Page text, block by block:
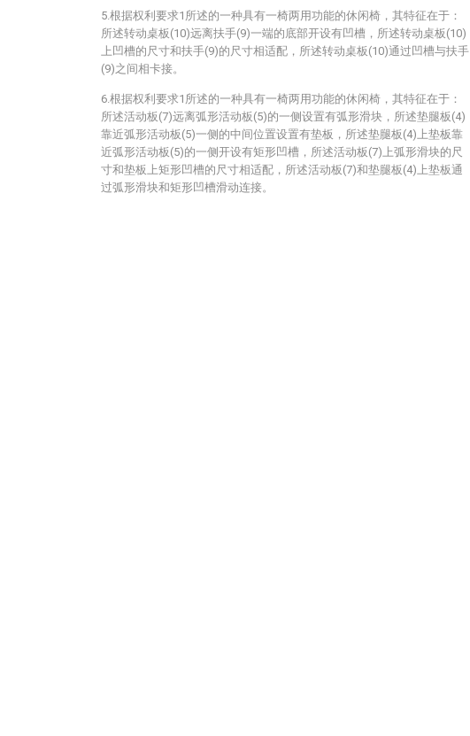
5.根据权利要求1所述的一种具有一椅两用功能的休闲椅，其特征在于：
所述转动桌板(10)远离扶手(9)一端的底部开设有凹槽，所述转动桌板(10)
上凹槽的尺寸和扶手(9)的尺寸相适配，所述转动桌板(10)通过凹槽与扶手
(9)之间相卡接。
6.根据权利要求1所述的一种具有一椅两用功能的休闲椅，其特征在于：
所述活动板(7)远离弧形活动板(5)的一侧设置有弧形滑块，所述垫腿板(4)
靠近弧形活动板(5)一侧的中间位置设置有垫板，所述垫腿板(4)上垫板靠
近弧形活动板(5)的一侧开设有矩形凹槽，所述活动板(7)上弧形滑块的尺
寸和垫板上矩形凹槽的尺寸相适配，所述活动板(7)和垫腿板(4)上垫板通
过弧形滑块和矩形凹槽滑动连接。